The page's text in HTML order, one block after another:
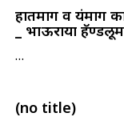
हातमाग व यंत्रमाग
_ भाऊराया
…
(no title)